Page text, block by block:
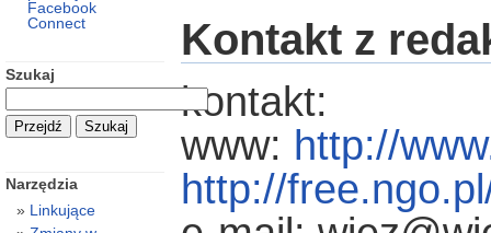
Kontakt z
kontakt:
www: http://
http://
Facebook
Connect
Szukaj
Narzędzia
Linkujące